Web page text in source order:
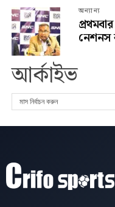
অন্যান্য
নেশনস
আর্কাইভ